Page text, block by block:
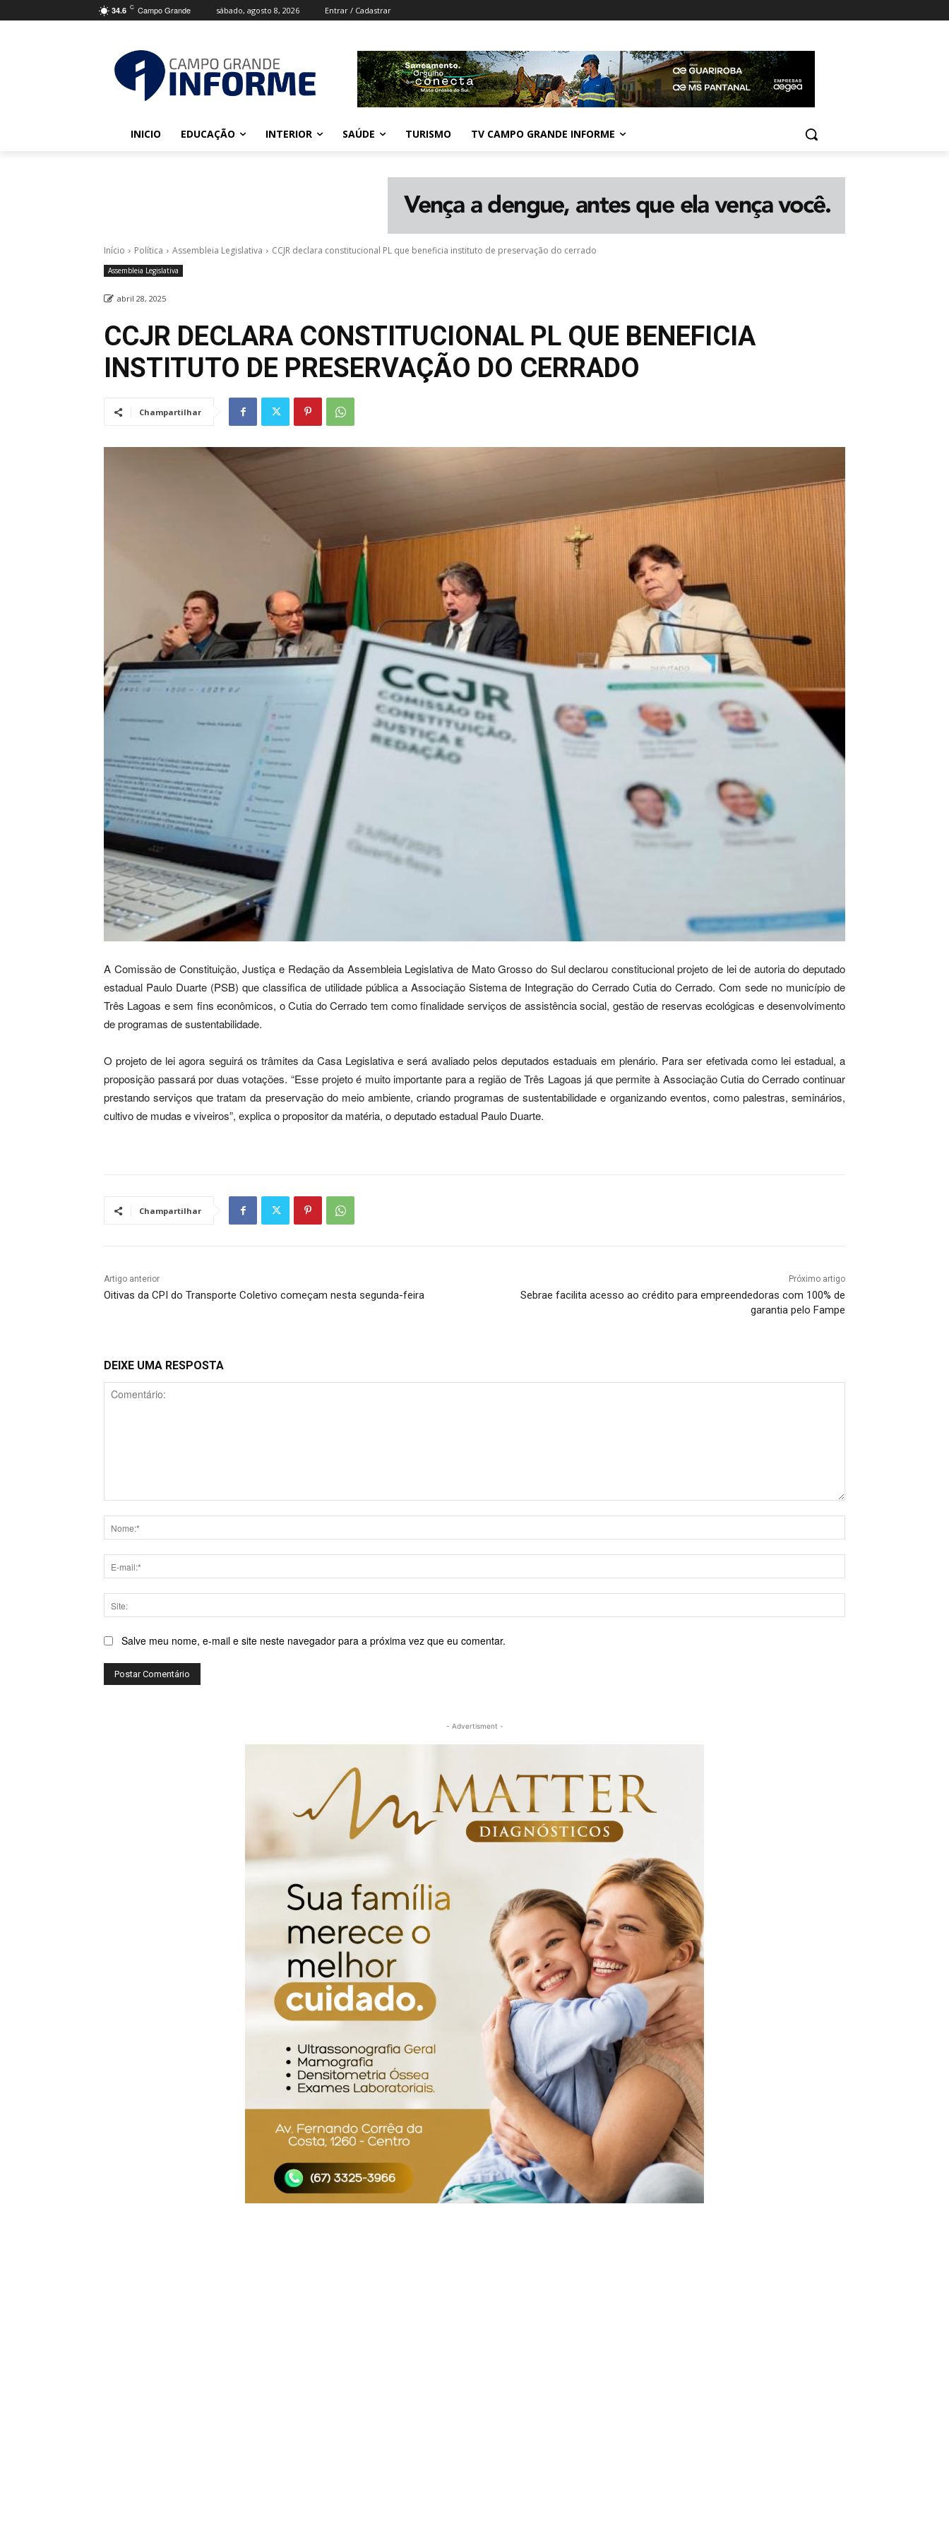
34.6 C Campo Grande sábado, agosto 8, 2026 Entrar / Cadastrar
INICIO EDUCAÇÃO INTERIOR SAÚDE TURISMO TV CAMPO GRANDE INFORME
Início Política Assembleia Legislativa CCJR declara constitucional PL que beneficia instituto de preservação do cerrado
Assembleia Legislativa
abril 28, 2025
CCJR DECLARA CONSTITUCIONAL PL QUE BENEFICIA
INSTITUTO DE PRESERVAÇÃO DO CERRADO
Champartilhar
A Comissão de Constituição, Justiça e Redação da Assembleia Legislativa de Mato Grosso do Sul declarou constitucional projeto de lei de autoria do deputado
estadual Paulo Duarte (PSB) que classifica de utilidade pública a Associação Sistema de Integração do Cerrado Cutia do Cerrado. Com sede no município de
Três Lagoas e sem fins econômicos, o Cutia do Cerrado tem como finalidade serviços de assistência social, gestão de reservas ecológicas e desenvolvimento
de programas de sustentabilidade.
O projeto de lei agora seguirá os trâmites da Casa Legislativa e será avaliado pelos deputados estaduais em plenário. Para ser efetivada como lei estadual, a
proposição passará por duas votações. “Esse projeto é muito importante para a região de Três Lagoas já que permite à Associação Cutia do Cerrado continuar
prestando serviços que tratam da preservação do meio ambiente, criando programas de sustentabilidade e organizando eventos, como palestras, seminários,
cultivo de mudas e viveiros”, explica o propositor da matéria, o deputado estadual Paulo Duarte.
Champartilhar
Artigo anterior
Oitivas da CPI do Transporte Coletivo começam nesta segunda-feira
Próximo artigo
Sebrae facilita acesso ao crédito para empreendedoras com 100% de
garantia pelo Fampe
DEIXE UMA RESPOSTA
mail:*
Salve meu nome, e-mail e site neste navegador para a próxima vez que eu comentar.
- Advertisment -